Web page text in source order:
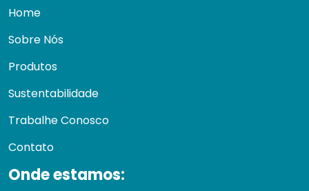
Home
Sobre Nós
Produtos
Sustentabilidade
Trabalhe Conosco
Contato
Onde estamos: